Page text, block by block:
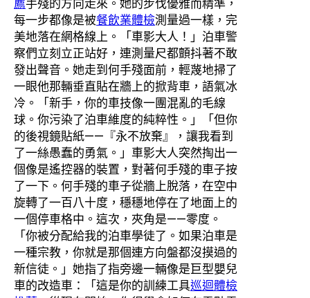
薦手殘的方向走來。她的步伐優雅而精準，
每一步都像是被餐飲業體檢測量過一樣，完
美地落在網格線上。「車影大人！」泊車警
察們立刻立正站好，連測量尺都顫抖著不敢
發出聲音。她走到何手殘面前，輕蔑地掃了
一眼他那輛垂直貼在牆上的掀背車，語氣冰
冷。「新手，你的車技像一團混亂的毛線
球。你污染了泊車維度的純粹性。」「但你
的後視鏡貼紙——『永不放棄』，讓我看到
了一絲愚蠢的勇氣。」車影大人突然掏出一
個像是遙控器的裝置，對著何手殘的車子按
了一下。何手殘的車子從牆上脫落，在空中
旋轉了一百八十度，穩穩地停在了地面上的
一個停車格中。這次，夾角是——零度。
「你被分配給我的泊車學徒了。如果泊車是
一種宗教，你就是那個連方向盤都沒摸過的
新信徒。」她指了指旁邊一輛像是巨型嬰兒
車的改造車：「這是你的訓練工具巡迴體檢